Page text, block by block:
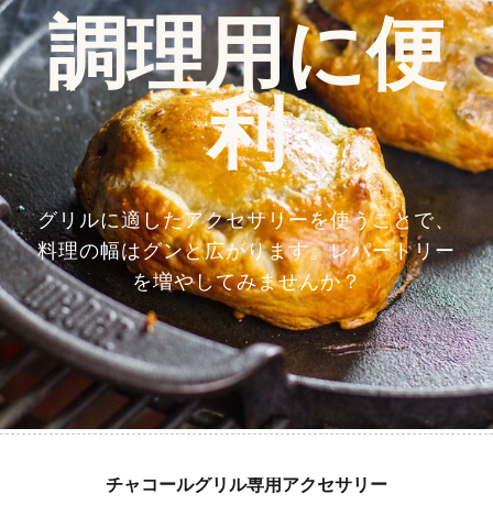
調理用に便
利
グリルに適したアクセサリーを使うことで、
料理の幅はグンと広がります。レパートリー
を増やしてみませんか？
チャコールグリル専用アクセサリー